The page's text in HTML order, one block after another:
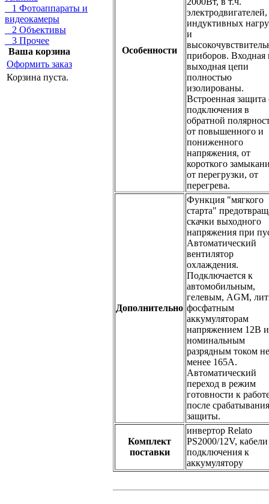
1 Фотоаппараты и
видеокамеры
2 Объективы
3 Прочее
Ваша корзина
Оформить заказ
Корзина пуста.
Особенности
электродвигателей,
индуктивных
и
приборов. Входная
выходная цепи
полностью
изолированы.
Встроенная защита
подключения в
обратной
от повышенного и
пониженного
напряжения, от
короткого
от перегрузки, от
перегрева.
Дополнительно
Функция "мягкого
старта"
скачки выходного
напряжения при
Автоматический
вентилятор
охлаждения.
Подключается к
автомобильным,
гелевым, AGM,
фосфатным
аккумуляторам
напряжением 12В и
номинальным
разрядным током не
менее 165А.
Автоматический
переход в режим
готовности к
после срабатывания
защиты.
Комплект
поставки
инвертор Relato
PS2000/12V, кабели
подключения к
аккумулятору